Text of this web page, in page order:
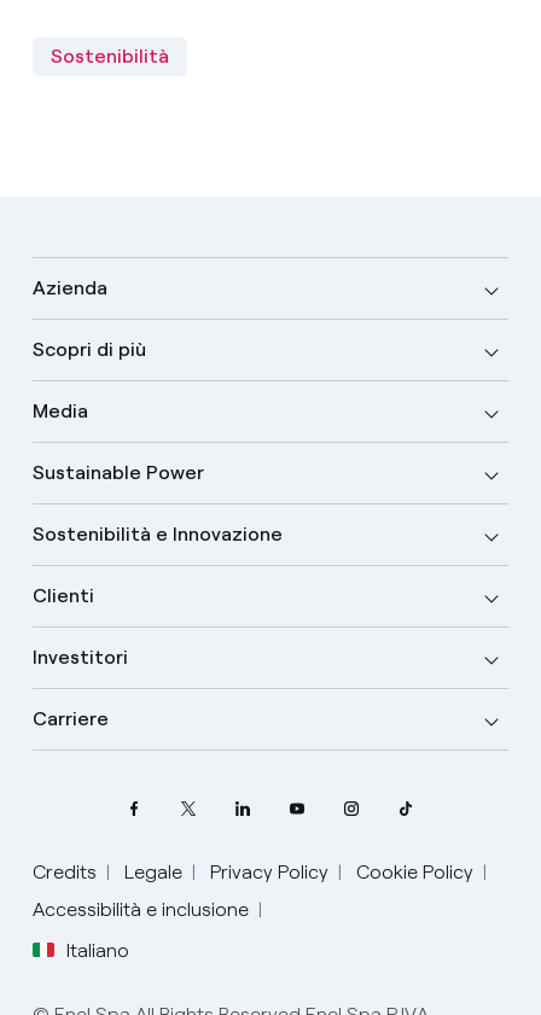
Sostenibilità
Azienda
Scopri di più
Media
Sustainable Power
Sostenibilità e Innovazione
Clienti
Investitori
Carriere
Credits Legale Privacy Policy
Cookie Policy
Accessibilità e inclusione
Italiano
Seleziona la tua lingua
Inglese